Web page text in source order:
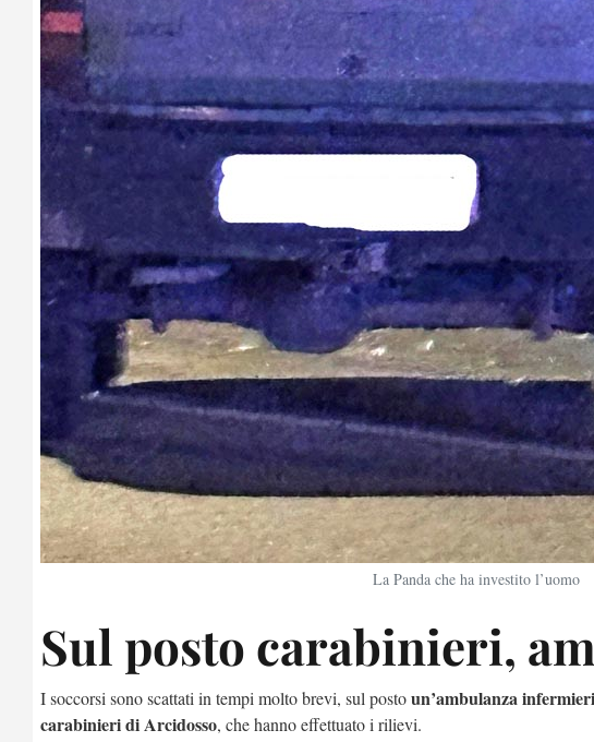
La Panda che ha investito l’uomo
Sul posto carabinieri,
I soccorsi sono scattati in tempi molto brevi, sul postoun’ambulanza
carabinieri di Arcidosso, che hanno effettuato i rilievi.